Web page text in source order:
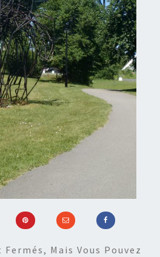
Mais Vous Pouvez